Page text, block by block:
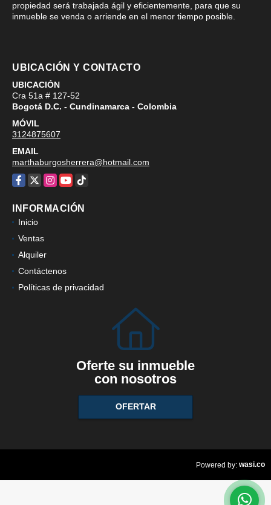
propiedad será trabajada ágil y eficientemente, para que su
inmueble se venda o arriende en el menor tiempo posible.
UBICACIÓN Y CONTACTO
UBICACIÓN
Cra 51a # 127-52
Bogotá D.C. - Cundinamarca - Colombia
MÓVIL
3124875607
EMAIL
marthaburgosherrera@hotmail.com
Facebook
X Instagram
YouTube
TikTok
INFORMACIÓN
Inicio
Ventas
Alquiler
Contáctenos
Políticas de privacidad
Oferte su inmueble
con nosotros
OFERTAR
Powered by: wasi.co